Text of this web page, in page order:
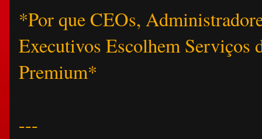
*Por que CEOs,
Executivos Escolhem Serviços
Premium*
---